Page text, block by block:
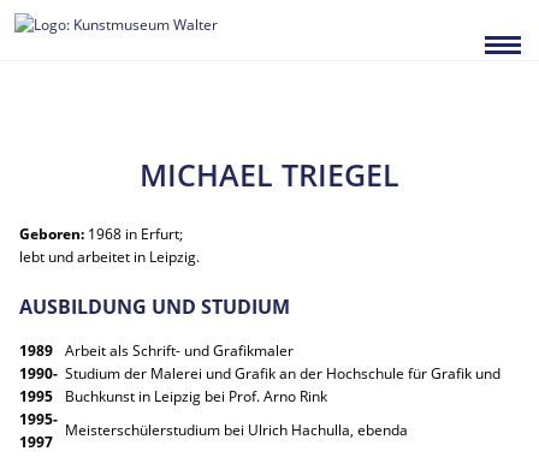
Zum
Inhalt
MICHAEL TRIEGEL
Geboren: 1968 in Erfurt;
lebt und arbeitet in Leipzig.
AUSBILDUNG UND STUDIUM
1989 Arbeit als Schrift- und Grafikmaler
1990-
1995
Studium der Malerei und Grafik an der Hochschule für Grafik und
Buchkunst in Leipzig bei Prof. Arno Rink
1995-
1997
Meisterschülerstudium bei Ulrich Hachulla, ebenda